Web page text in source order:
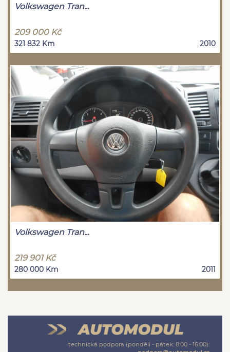
Volkswagen Tran...
209 000 Kč
321 832 Km 2010
Volkswagen Tran...
219 901 Kč
280 000 Km 2011
technická podpora (pondělí - pátek: 8:00 - 16:00):